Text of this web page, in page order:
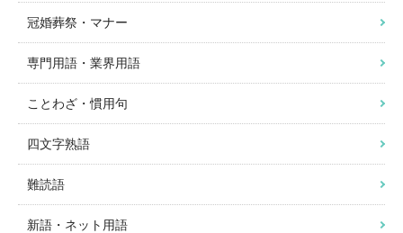
冠婚葬祭・マナー
専門用語・業界用語
ことわざ・慣用句
四文字熟語
難読語
新語・ネット用語